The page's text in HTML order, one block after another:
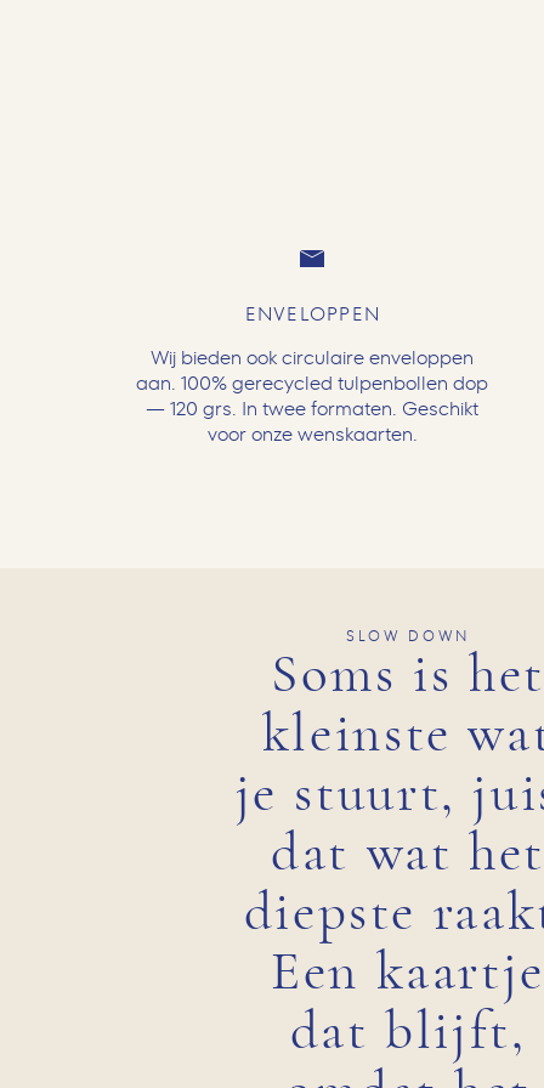
ENVELOPPEN
Wij bieden ook circulaire enveloppen
aan. 100% gerecycled tulpenbollen dop
— 120 grs. In twee formaten. Geschikt
voor onze wenskaarten.
SLOW DOWN
Soms is het
kleinste
je stuurt,
dat wat het
diepste
Een kaartje
dat blijft,